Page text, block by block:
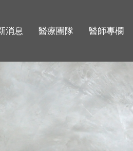
消息 醫療團隊 醫師專欄